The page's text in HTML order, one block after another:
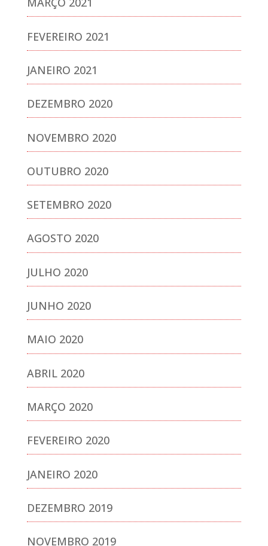
FEVEREIRO 2021
JANEIRO 2021
DEZEMBRO 2020
NOVEMBRO 2020
OUTUBRO 2020
SETEMBRO 2020
AGOSTO 2020
JULHO 2020
JUNHO 2020
MAIO 2020
ABRIL 2020
MARÇO 2020
FEVEREIRO 2020
JANEIRO 2020
DEZEMBRO 2019
NOVEMBRO 2019